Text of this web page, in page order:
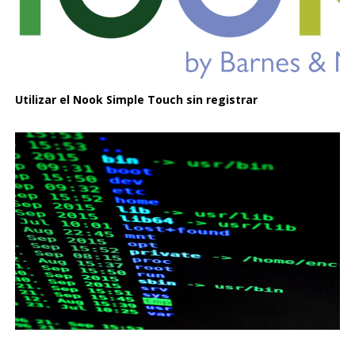
Utilizar el Nook Simple Touch sin registrar